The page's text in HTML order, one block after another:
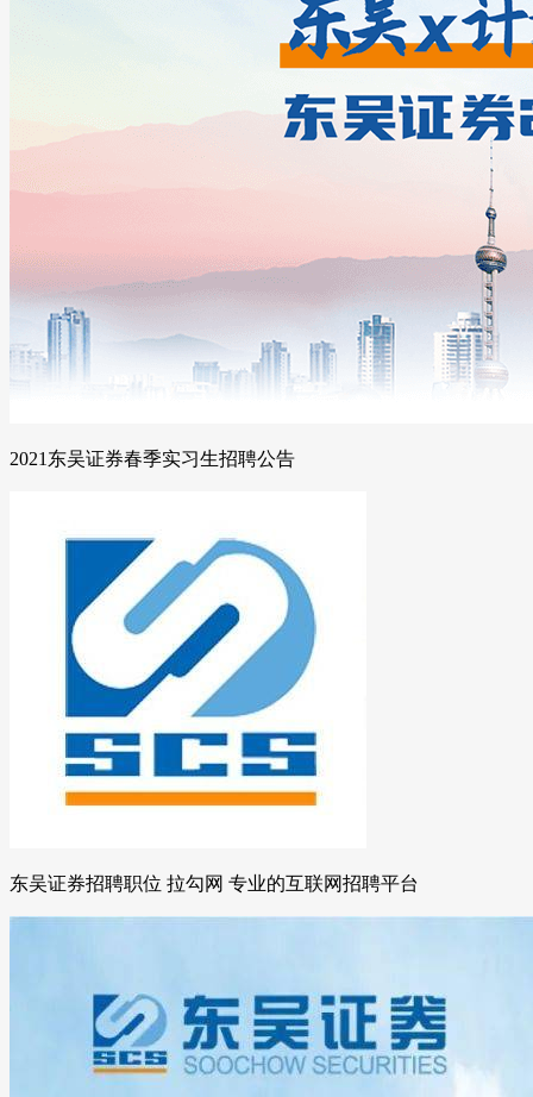
2021东吴证券春季实习生招聘公告
东吴证券招聘职位 拉勾网 专业的互联网招聘平台